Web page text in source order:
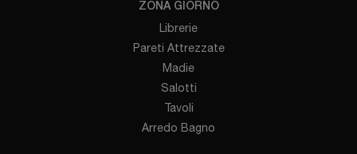
ZONA GIORNO
Librerie
Pareti Attrezzate
Madie
Salotti
Tavoli
Arredo Bagno